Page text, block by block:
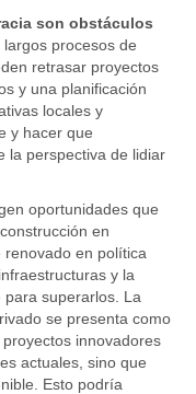
son obstáculos
procesos de
retrasar proyectos
y una planificación
locales y
y hacer que
la perspectiva de lidiar
oportunidades que
en
en política
y la
superarlos. La
se presenta como
innovadores
actuales, sino que
Esto podría